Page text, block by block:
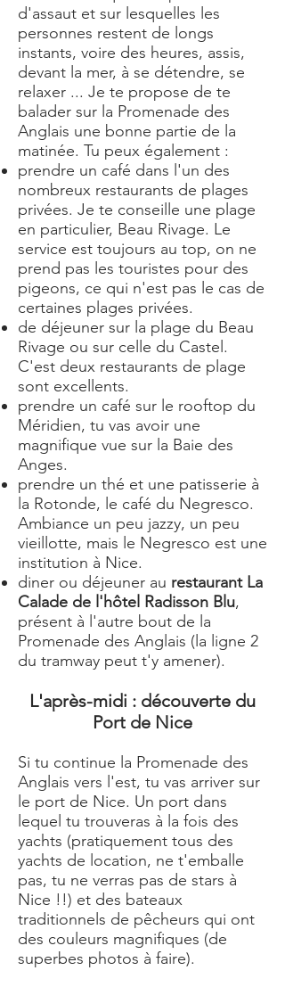
d'assaut et sur lesquelles les
personnes restent de longs
instants, voire des heures, assis,
devant la mer, à se détendre, se
relaxer ... Je te propose de te
balader sur la Promenade des
Anglais une bonne partie de la
matinée. Tu peux également :
prendre un café dans l'un des
nombreux restaurants de plages
privées. Je te conseille une plage
en particulier, Beau Rivage. Le
service est toujours au top, on ne
prend pas les touristes pour des
pigeons, ce qui n'est pas le cas de
certaines plages privées.
de déjeuner sur la plage du Beau
Rivage ou sur celle du Castel.
C'est deux restaurants de plage
sont excellents.
prendre un café sur le rooftop du
Méridien, tu vas avoir une
magnifique vue sur la Baie des
Anges.
prendre un thé et une patisserie à
la Rotonde, le café du Negresco.
Ambiance un peu jazzy, un peu
vieillotte, mais le Negresco est une
institution à Nice.
diner ou déjeuner au restaurant La
Calade de l'hôtel Radisson Blu,
présent à l'autre bout de la
Promenade des Anglais (la ligne 2
du tramway peut t'y amener).
L'après-midi : découverte du
Port de Nice
Si tu continue la Promenade des
Anglais vers l'est, tu vas arriver sur
le port de Nice. Un port dans
lequel tu trouveras à la fois des
yachts (pratiquement tous des
yachts de location, ne t'emballe
pas, tu ne verras pas de stars à
Nice !!) et des bateaux
traditionnels de pêcheurs qui ont
des couleurs magnifiques (de
superbes photos à faire).